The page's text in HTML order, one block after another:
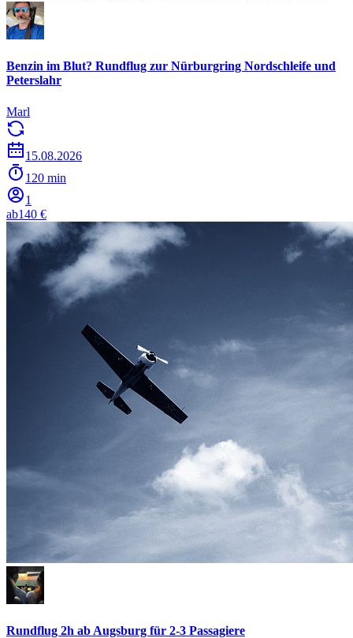
Benzin im Blut? Rundflug zur Nürburgring Nordschleife und
Peterslahr
Marl
15.08.2026
120 min
1
ab140 €
Rundflug 2h ab Augsburg für 2-3 Passagiere